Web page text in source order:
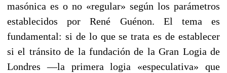
masónica es o no «regular» según los parámetros
establecidos por René Guénon. El tema es
fundamental: si de lo que se trata es de establecer
si el tránsito de la fundación de la Gran Logia de
Londres —la primera logia «especulativa» que